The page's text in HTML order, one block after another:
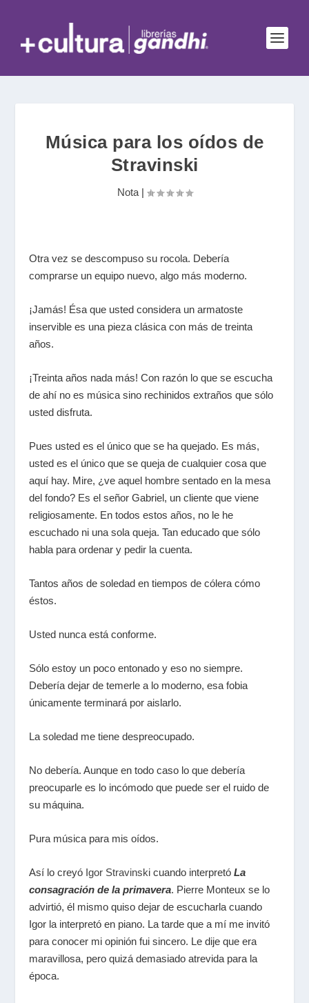
Música para los oídos de
Stravinski
Nota|
Otra vez se descompuso su rocola. Debería
comprarse un equipo nuevo, algo más moderno.
¡Jamás! Ésa que usted considera un armatoste
inservible es una pieza clásica con más de treinta
años.
¡Treinta años nada más! Con razón lo que se escucha
de ahí no es música sino rechinidos extraños que sólo
usted disfruta.
Pues usted es el único que se ha quejado. Es más,
usted es el único que se queja de cualquier cosa que
aquí hay. Mire, ¿ve aquel hombre sentado en la mesa
del fondo? Es el señor Gabriel, un cliente que viene
religiosamente. En todos estos años, no le he
escuchado ni una sola queja. Tan educado que sólo
habla para ordenar y pedir la cuenta.
Tantos años de soledad en tiempos de cólera cómo
éstos.
Usted nunca está conforme.
Sólo estoy un poco entonado y eso no siempre.
Debería dejar de temerle a lo moderno, esa fobia
únicamente terminará por aislarlo.
La soledad me tiene despreocupado.
No debería. Aunque en todo caso lo que debería
preocuparle es lo incómodo que puede ser el ruido de
su máquina.
Pura música para mis oídos.
Así lo creyó Igor Stravinski cuando interpretóLa
consagración de la primavera. Pierre Monteux se lo
advirtió, él mismo quiso dejar de escucharla cuando
Igor la interpretó en piano. La tarde que a mí me invitó
para conocer mi opinión fui sincero. Le dije que era
maravillosa, pero quizá demasiado atrevida para la
época.